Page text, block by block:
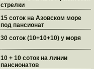
стрелки
15 соток на Азовском море
под пансионат
30 соток (10+10+10) у моря
10 + 10 соток на линии
пансионатов